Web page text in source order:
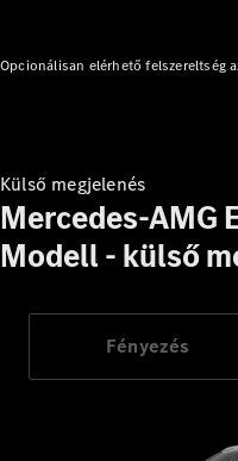
Roadster
Series
Konfigurátor
Online
Grand Limousine
Opcionálisan elérhető felszereltség
Külső megjelenés
Mercedes-AMG
Modell - külső
Fényezés